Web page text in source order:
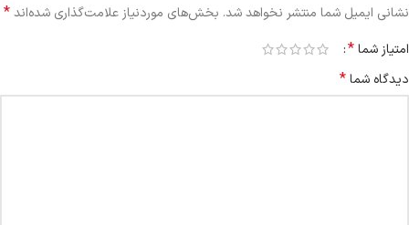
نشانی ایمیل شما منتشر نخواهد شد. بخش‌های موردنیاز علامت‌گذاری شده‌اند*
امتیاز شما*
دیدگاه شما*